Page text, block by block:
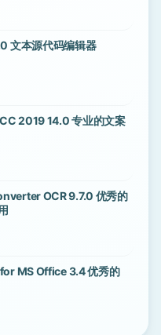
文本源代码编辑器
2019 14.0 专业的文案
OCR 9.7.0 优秀的
MS Office 3.4 优秀的